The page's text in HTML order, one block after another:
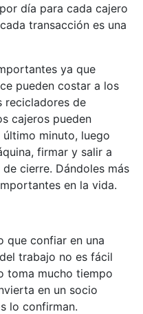
día para cada cajero
transacción es una
ya que
pueden costar a los
recicladores de
cajeros pueden
minuto, luego
firmar y salir a
cierre. Dándoles más
en la vida.
que confiar en una
trabajo no es fácil
toma mucho tiempo
en un socio
lo confirman.